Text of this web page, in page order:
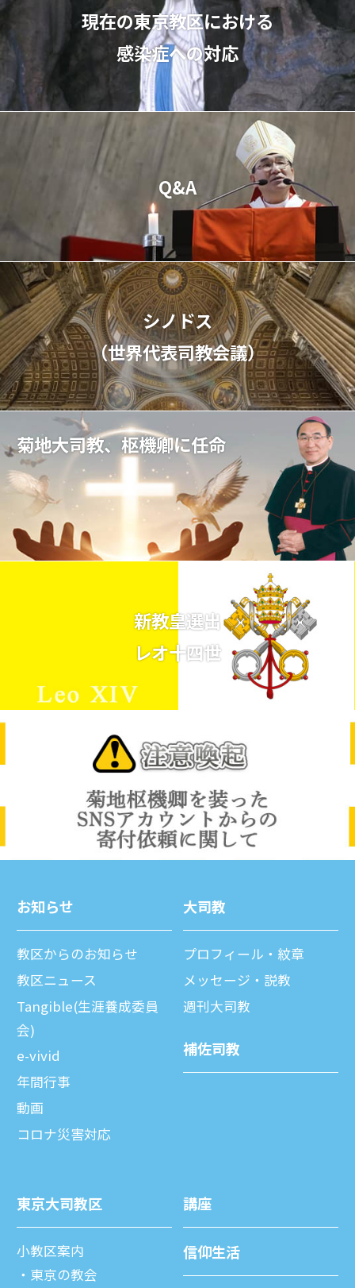
現在の東京教区における
感染症への対応
Q&A
シノドス
（世界代表司教会議）
菊地大司教、枢機卿に任命
新教皇選出
レオ十四世
お知らせ
教区からのお知らせ
教区ニュース
Tangible(生涯養成委員
会)
e-vivid
年間⾏事
動画
コロナ災害対応
⼤司教
プロフィール・紋章
メッセージ・説教
週刊⼤司教
補佐司教
東京⼤司教区
⼩教区案内
東京の教会
講座
信仰⽣活